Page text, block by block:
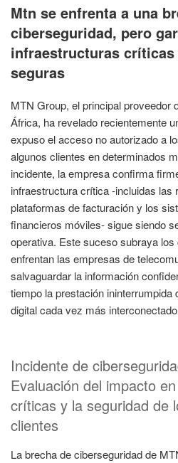
EL
Mtn se enfrenta a una
ciberseguridad, pero
infraestructuras
seguras
MTN Group, el principal proveedor
África, ha revelado recientemente
expuso el acceso no autorizado a
algunos clientes en determinados
incidente, la empresa confirma
infraestructura crítica -incluidas las
plataformas de facturación y los
financieros móviles- sigue siendo
operativa. Este suceso subraya
enfrentan las empresas de
salvaguardar la información
tiempo la prestación
digital cada vez más
Incidente de
Evaluación del impacto
críticas y la seguridad de
clientes
La brecha de ciberseguridad de